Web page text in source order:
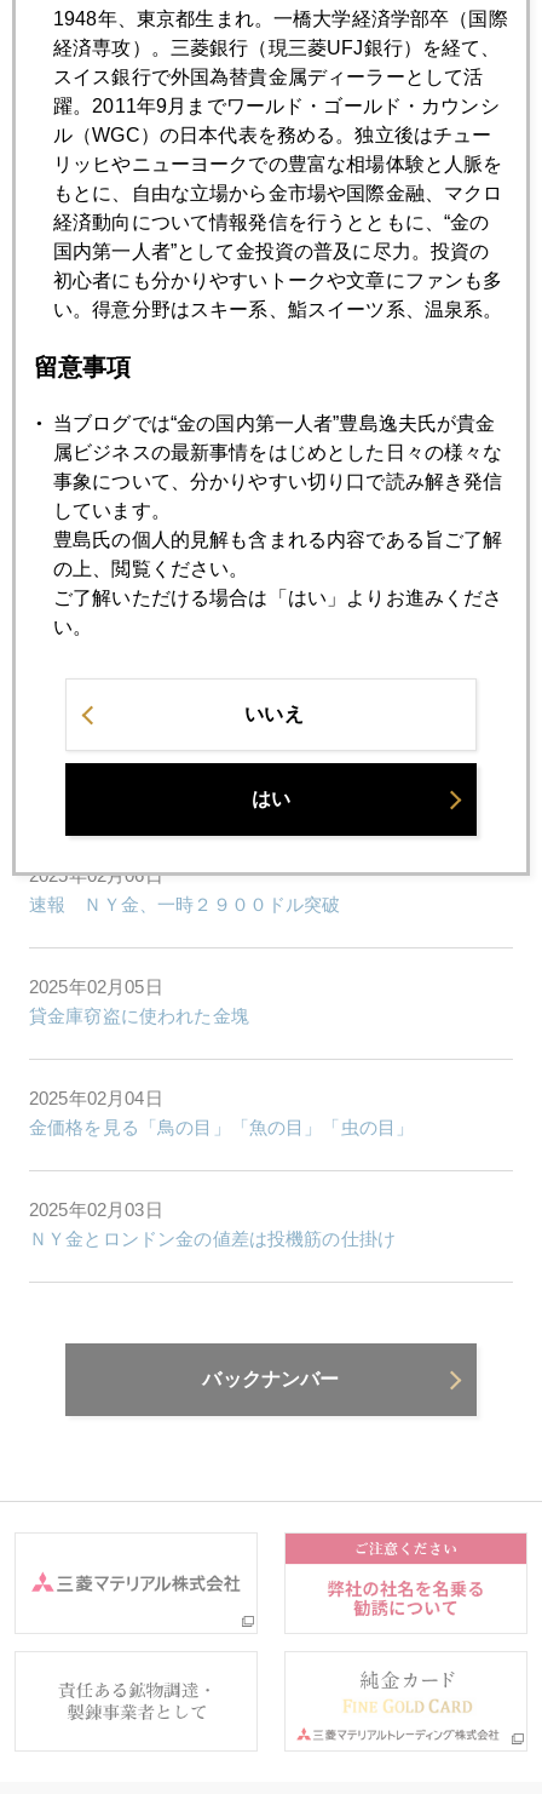
2025年02月21日
ＮＹ投機筋、円買い急がず
2025年02月20日
金急騰に死角はないのか
2025年02月19日
トランプ氏は米国の公的保有金を売却するか
金３０００ドル、プラチナ１０００ドルはニューノーマル
2025年02月13日
日銀追加利上げ説を吹っ飛ばした米ＣＰＩショック
トランプ氏は関税を急ぎ、パウエル氏は利下げを急がず
2025年02月07日
筆者の著書、英語版と韓国語版の改訂
2025年02月06日
速報 ＮＹ金、一時２９００ドル突破
2025年02月05日
貸金庫窃盗に使われた金塊
2025年02月04日
金価格を見る「鳥の目」「魚の目」「虫の目」
2025年02月03日
ＮＹ金とロンドン金の値差は投機筋の仕掛け
バックナンバー
1948年、東京都生まれ。一橋大学経済学部卒（国際
経済専攻）。三菱銀行（現三菱UFJ銀行）を経て、
スイス銀行で外国為替貴金属ディーラーとして活
躍。2011年9月までワールド・ゴールド・カウンシ
ル（WGC）の日本代表を務める。独立後はチュー
リッヒやニューヨークでの豊富な相場体験と人脈を
もとに、自由な立場から金市場や国際金融、マクロ
経済動向について情報発信を行うとともに、“金の
国内第一人者”として金投資の普及に尽力。投資の
初心者にも分かりやすいトークや文章にファンも多
い。得意分野はスキー系、鮨スイーツ系、温泉系。
留意事項
当ブログでは“金の国内第一人者”豊島逸夫氏が貴金
属ビジネスの最新事情をはじめとした日々の様々な
事象について、分かりやすい切り口で読み解き発信
しています。
豊島氏の個人的見解も含まれる内容である旨ご了解
の上、閲覧ください。
ご了解いただける場合は「はい」よりお進みくださ
い。
いいえ
はい